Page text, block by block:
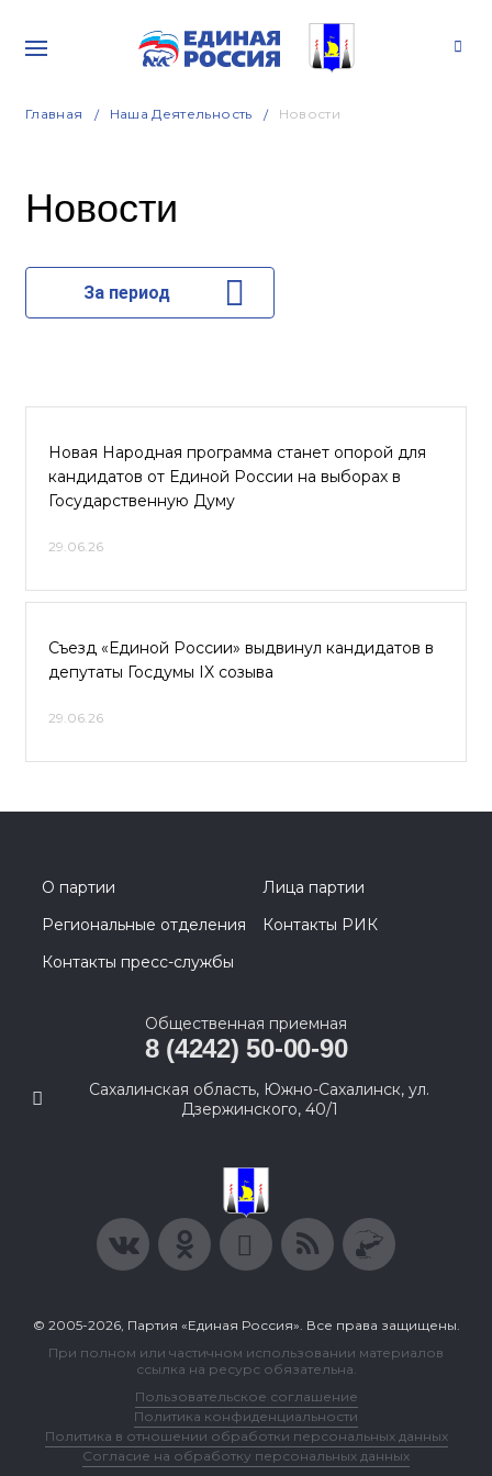
Главная Наша Деятельность Новости
Новости
За период
Новая Народная программа станет опорой для
кандидатов от Единой России на выборах в
Государственную Думу
29.06.26
Съезд «Единой России» выдвинул кандидатов в
депутаты Госдумы IX созыва
29.06.26
О партии
Лица партии
Региональные отделения
Контакты РИК
Контакты пресс-службы
Общественная приемная
8 (4242) 50-00-90
Сахалинская область, Южно-Сахалинск, ул.
Дзержинского, 40/1
© 2005-2026, Партия «Единая Россия». Все права защищены.
При полном или частичном использовании материалов
ссылка на ресурс обязательна.
Пользовательское соглашение
Политика конфиденциальности
Политика в отношении обработки персональных данных
Согласие на обработку персональных данных